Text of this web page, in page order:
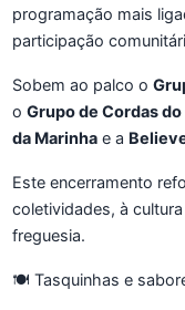
programação mais
participação
Sobem ao palco o
o Grupo de Cordas do
da Marinha e a
Este encerramento
coletividades, à
freguesia.
🍽️ Tasquinhas e